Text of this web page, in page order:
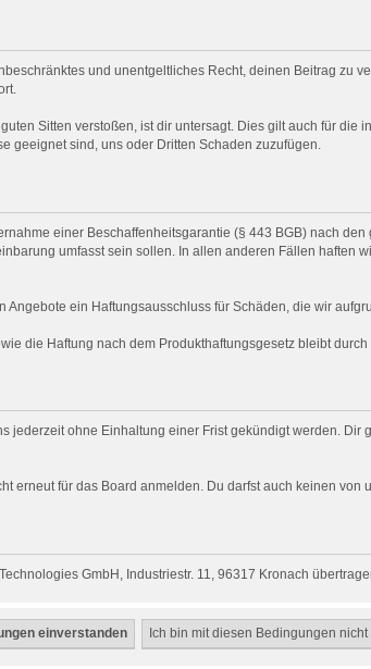
und unentgeltliches Recht, deinen Beitrag zu
Sitten verstoßen, ist dir untersagt. Dies gilt auch für
geeignet sind, uns oder Dritten Schaden zuzufügen.
einer Beschaffenheitsgarantie (§ 443 BGB) nach
umfasst sein sollen. In allen anderen Fällen haften
ein Haftungsausschluss für Schäden, die wir
die Haftung nach dem Produkthaftungsgesetz bleibt
jederzeit ohne Einhaltung einer Frist gekündigt werden.
erneut für das Board anmelden. Du darfst auch keinen
GmbH, Industriestr. 11, 96317 Kronach